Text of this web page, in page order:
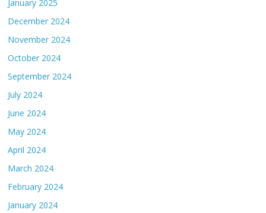
January 2025
December 2024
November 2024
October 2024
September 2024
July 2024
June 2024
May 2024
April 2024
March 2024
February 2024
January 2024